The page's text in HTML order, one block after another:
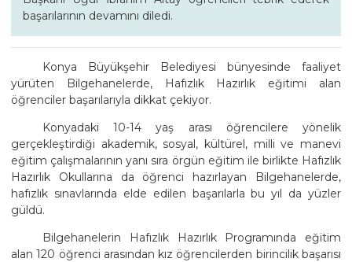
başarılarının devamını diledi.
Konya Büyükşehir Belediyesi bünyesinde faaliyet
yürüten Bilgehanelerde, Hafızlık Hazırlık eğitimi alan
öğrenciler başarılarıyla dikkat çekiyor.
Konyadaki 10-14 yaş arası öğrencilere yönelik
gerçekleştirdiği akademik, sosyal, kültürel, milli ve manevi
eğitim çalışmalarının yanı sıra örgün eğitim ile birlikte Hafızlık
Hazırlık Okullarına da öğrenci hazırlayan Bilgehanelerde,
hafızlık sınavlarında elde edilen başarılarla bu yıl da yüzler
güldü.
Bilgehanelerin Hafızlık Hazırlık Programında eğitim
alan 120 öğrenci arasından kız öğrencilerden birincilik başarısı